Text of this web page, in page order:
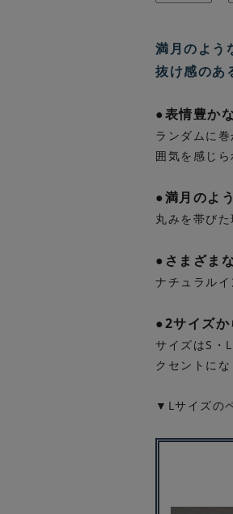
満月のよう
抜け感のあ
●表情豊か
ランダムに
囲気を感じら
●満月のよ
丸みを帯び
●さまざま
ナチュラル
●2サイズ
サイズはS・
クセントに
▼Lサイズの